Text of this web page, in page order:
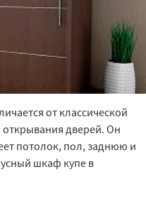
от классической
дверей. Он
потолок, пол, заднюю и
шкаф купе в